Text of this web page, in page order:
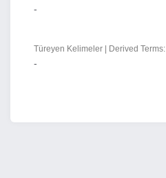
-
Türeyen Kelimeler | Derived Terms:
-